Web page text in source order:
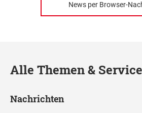
News per Browser-
Alle Themen &
Nachrichten